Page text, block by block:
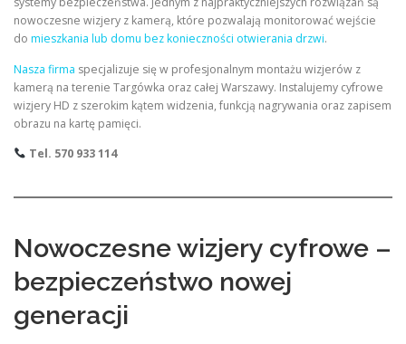
nowoczesne wizjery z kamerą, które pozwalają monitorować wejście
do mieszkania lub domu bez konieczności otwierania drzwi.
Nasza firma specjalizuje się w profesjonalnym montażu wizjerów z
kamerą na terenie Targówka oraz całej Warszawy. Instalujemy cyfrowe
wizjery HD z szerokim kątem widzenia, funkcją nagrywania oraz zapisem
obrazu na kartę pamięci.
Tel. 570 933 114
Nowoczesne wizjery cyfrowe –
bezpieczeństwo nowej
generacji